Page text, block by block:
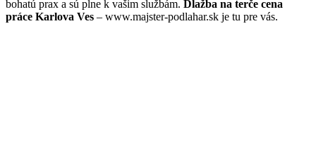
bohatú prax a sú plne k vašim službám. Dlažba na terče cena
práce Karlova Ves – www.majster-podlahar.sk je tu pre vás.